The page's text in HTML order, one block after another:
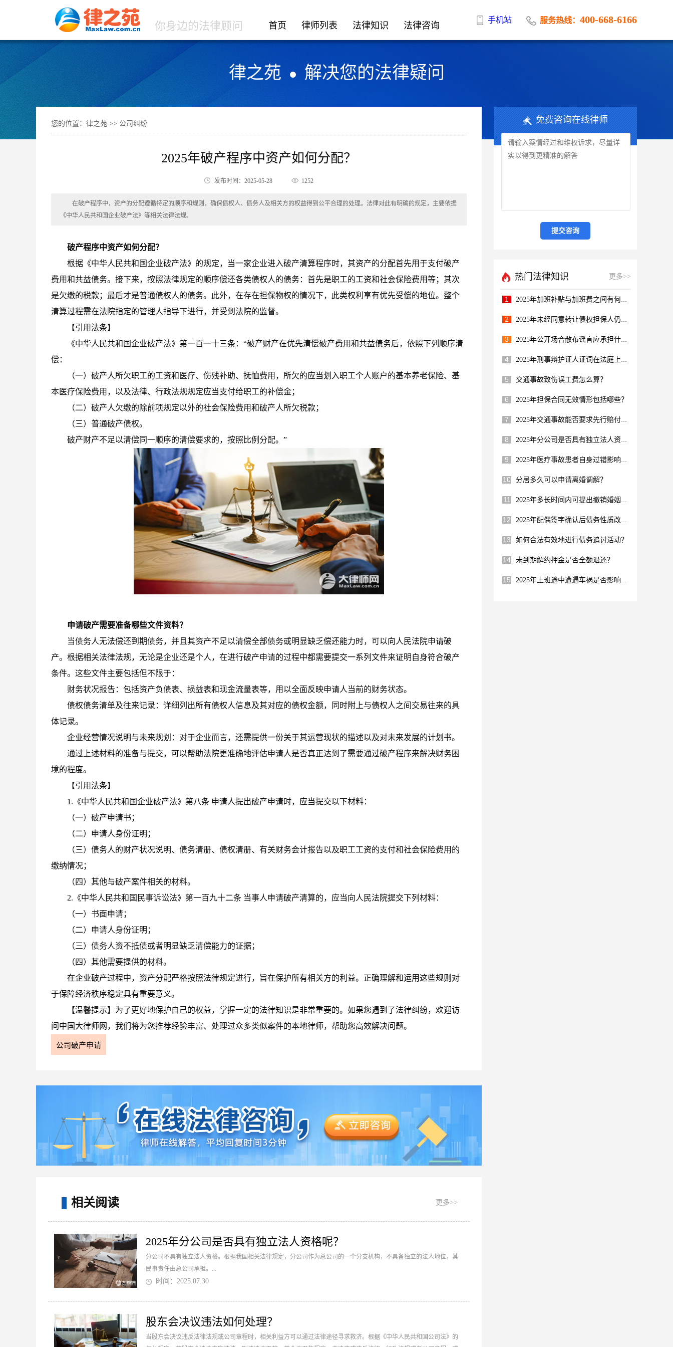
你身边的法律顾问 首页 律师列表 法律知识 法律咨询
服务热线： 400-668-6166
手机站
律之苑 解决您的法律疑问
您的位置： 律之苑 >> 公司纠纷
2025年破产程序中资产如何分配？
发布时间：2025-05-28 1252
在破产程序中，资产的分配遵循特定的顺序和规则，确保债权人、债务人及相关方的权益得到公平合理的处理。法律对此有明确的规定，主要依据
《中华人民共和国企业破产法》等相关法律法规。
破产程序中资产如何分配？
根据《中华人民共和国企业破产法》的规定，当一家企业进入破产清算程序时，其资产的分配首先用于支付破产
费用和共益债务。接下来，按照法律规定的顺序偿还各类债权人的债务：首先是职工的工资和社会保险费用等；其次
是欠缴的税款；最后才是普通债权人的债务。此外，在存在担保物权的情况下，此类权利享有优先受偿的地位。整个
清算过程需在法院指定的管理人指导下进行，并受到法院的监督。
【引用法条】
《中华人民共和国企业破产法》第一百一十三条：“破产财产在优先清偿破产费用和共益债务后，依照下列顺序清
偿：
（一）破产人所欠职工的工资和医疗、伤残补助、抚恤费用，所欠的应当划入职工个人账户的基本养老保险、基
本医疗保险费用，以及法律、行政法规规定应当支付给职工的补偿金；
（二）破产人欠缴的除前项规定以外的社会保险费用和破产人所欠税款；
（三）普通破产债权。
破产财产不足以清偿同一顺序的清偿要求的，按照比例分配。”
申请破产需要准备哪些文件资料？
当债务人无法偿还到期债务，并且其资产不足以清偿全部债务或明显缺乏偿还能力时，可以向人民法院申请破
产。根据相关法律法规，无论是企业还是个人，在进行破产申请的过程中都需要提交一系列文件来证明自身符合破产
条件。这些文件主要包括但不限于：
财务状况报告：包括资产负债表、损益表和现金流量表等，用以全面反映申请人当前的财务状态。
债权债务清单及往来记录：详细列出所有债权人信息及其对应的债权金额，同时附上与债权人之间交易往来的具
体记录。
企业经营情况说明与未来规划：对于企业而言，还需提供一份关于其运营现状的描述以及对未来发展的计划书。
通过上述材料的准备与提交，可以帮助法院更准确地评估申请人是否真正达到了需要通过破产程序来解决财务困
境的程度。
【引用法条】
1.《中华人民共和国企业破产法》第八条 申请人提出破产申请时，应当提交以下材料：
（一）破产申请书；
（二）申请人身份证明；
（三）债务人的财产状况说明、债务清册、债权清册、有关财务会计报告以及职工工资的支付和社会保险费用的
缴纳情况；
（四）其他与破产案件相关的材料。
2.《中华人民共和国民事诉讼法》第一百九十二条 当事人申请破产清算的，应当向人民法院提交下列材料：
（一）书面申请；
（二）申请人身份证明；
（三）债务人资不抵债或者明显缺乏清偿能力的证据；
（四）其他需要提供的材料。
在企业破产过程中，资产分配严格按照法律规定进行，旨在保护所有相关方的利益。正确理解和运用这些规则对
于保障经济秩序稳定具有重要意义。
【温馨提示】为了更好地保护自己的权益，掌握一定的法律知识是非常重要的。如果您遇到了法律纠纷，欢迎访
问中国大律师网，我们将为您推荐经验丰富、处理过众多类似案件的本地律师，帮助您高效解决问题。
公司破产申请
相关阅读 更多>>
2025年分公司是否具有独立法人资格呢？
分公司不具有独立法人资格。根据我国相关法律规定，分公司作为总公司的一个分支机构，不具备独立的法人地位，其
民事责任由总公司承担。...
时间：2025.07.30
股东会决议违法如何处理？
当股东会决议违反法律法规或公司章程时，相关利益方可以通过法律途径寻求救济。根据《中华人民共和国公司法》的
免费咨询在线律师
热门法律知识 更多>>
1 2025年加班补贴与加班费之间有何区别呢？
2 2025年未经同意转让债权担保人仍担责吗？
3 2025年公开场合散布谣言应承担什么责任？
4 2025年刑事辩护证人证词在法庭上多重要？
5 交通事故致伤误工费怎么算？
6 2025年担保合同无效情形包括哪些？
7 2025年交通事故能否要求先行赔付医疗费？
8 2025年分公司是否具有独立法人资格呢？
9 2025年医疗事故患者自身过错影响赔偿吗？
10 分居多久可以申请离婚调解？
11 2025年多长时间内可提出撤销婚姻请求？
12 2025年配偶签字确认后债务性质改变？
13 如何合法有效地进行债务追讨活动？
14 未到期解约押金是否全额退还？
15 2025年上班途中遭遇车祸是否影响年终奖?